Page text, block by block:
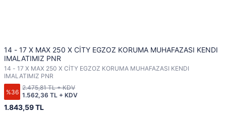
14 - 17 X MAX 250 X CİTY EGZOZ KORUMA MUHAFAZASI KENDI
IMALATIMIZ PNR
14 - 17 X MAX 250 X CİTY EGZOZ KORUMA MUHAFAZASI KENDI
IMALATIMIZ PNR
%36
1.843,59 TL
1.562,36 TL + KDV
2.475,81 TL + KDV